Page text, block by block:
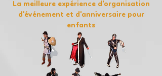
La meilleure expérience d'organisation
d'événement et d'anniversaire pour
enfants